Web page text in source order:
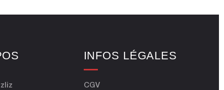
INFOS LÉGALES
CGV